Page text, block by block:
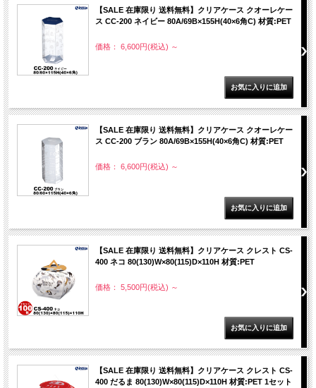
【SALE 在庫限り 送料無料】クリアケース クオーレケー
ス CC-200 ネイビー 80A/69B×155H(40×6角C) 材質:PET
価格： 6,600円(税込) ～
【SALE 在庫限り 送料無料】クリアケース クオーレケー
ス CC-200 ブラン 80A/69B×155H(40×6角C) 材質:PET
価格： 6,600円(税込) ～
【SALE 在庫限り 送料無料】クリアケース クレスト CS-
400 ネコ 80(130)W×80(115)D×110H 材質:PET
価格： 5,500円(税込) ～
【SALE 在庫限り 送料無料】クリアケース クレスト CS-
400 だるま 80(130)W×80(115)D×110H 材質:PET 1セット